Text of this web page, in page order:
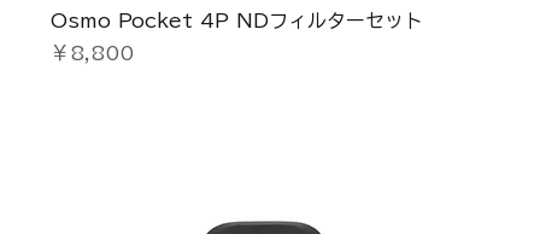
Osmo Pocket 4P NDフィルターセット
価格
￥8,800